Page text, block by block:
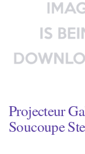
Projecteur
Soucoupe